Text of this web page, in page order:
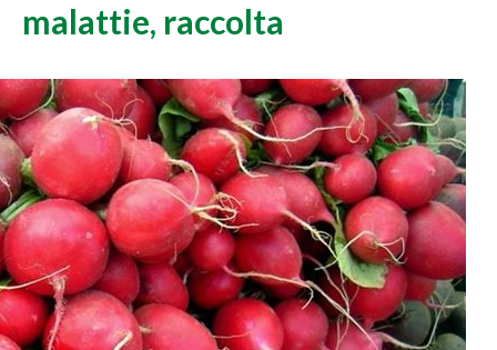
malattie, raccolta